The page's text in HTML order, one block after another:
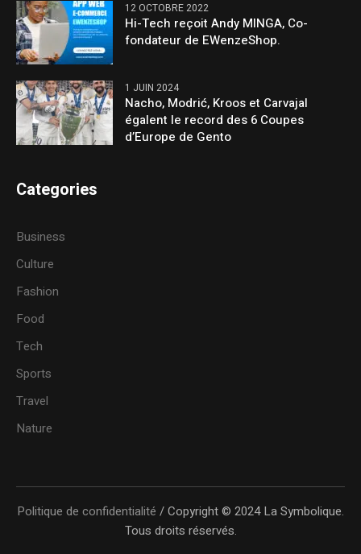
12 OCTOBRE 2022
Hi-Tech reçoit Andy MINGA, Co-
fondateur de EWenzeShop.
1 JUIN 2024
Nacho, Modrić, Kroos et Carvajal
égalent le record des 6 Coupes
d’Europe de Gento
Categories
Business
Culture
Fashion
Food
Tech
Sports
Travel
Nature
Politique de confidentialité / Copyright © 2024 La Symbolique.
Tous droits réservés.